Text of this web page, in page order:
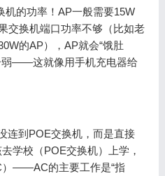
机的功率！AP一般需要15W
交换机端口功率不够（比如老
的AP），AP就会“饿肚
弱——这就像用手机充电器给
连到POE交换机，而是直接
学校（POE交换机）上学，
）——AC的主要工作是“指